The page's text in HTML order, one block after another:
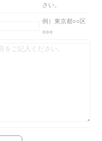
さい。
例）東京都○○区
○○○